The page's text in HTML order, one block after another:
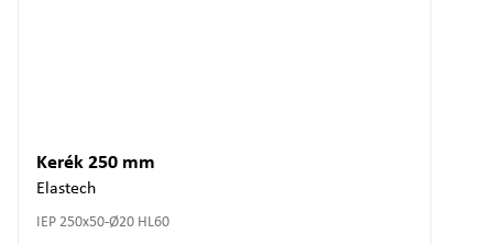
Kerék 250 mm
Elastech
IEP 250x50-Ø20 HL60